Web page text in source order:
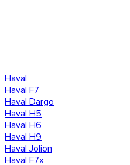
Haval
Haval F7
Haval Dargo
Haval H5
Haval H6
Haval H9
Haval Jolion
Haval F7x